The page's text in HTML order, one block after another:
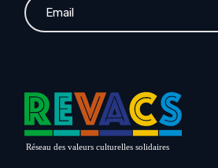
Réseau des valeurs culturelles solidaires